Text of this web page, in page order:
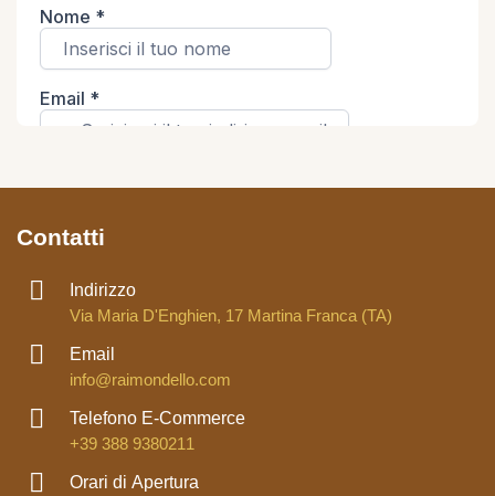
Contatti
Indirizzo
Via Maria D'Enghien, 17 Martina Franca (TA)
Email
info@raimondello.com
Telefono E-Commerce
+39 388 9380211
Orari di Apertura